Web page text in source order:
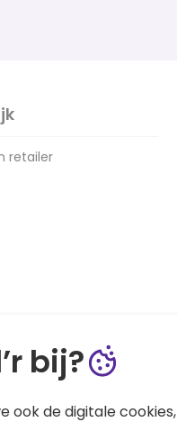
retailer
bij?
ook de digitale cookies,